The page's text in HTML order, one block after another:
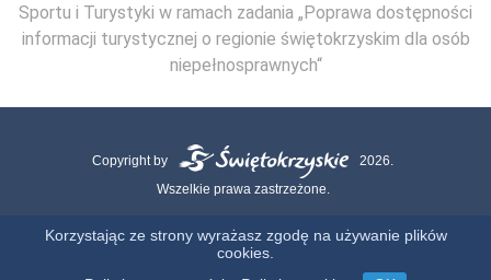
Sportu i Turystyki w ramach zadania „Poprawa dostępności
informacji turystycznej o regionie świętokrzyskim dla osób
niepełnosprawnych“
Copyright by
2026.
Wszelkie prawa zastrzeżone.
Korzystając ze strony wyrażasz zgodę na używanie plików
cookies.